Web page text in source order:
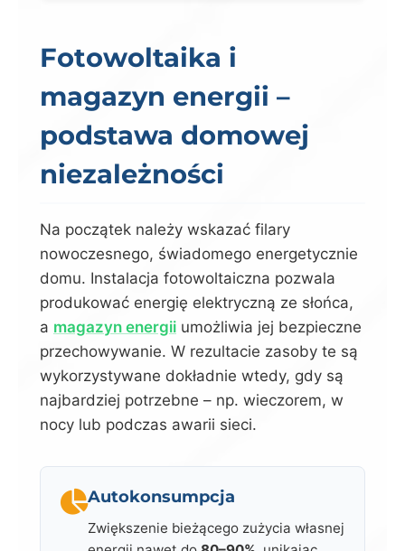
Fotowoltaika i
magazyn energii –
podstawa domowej
niezależności
Na początek należy wskazać filary
nowoczesnego, świadomego energetycznie
domu. Instalacja fotowoltaiczna pozwala
produkować energię elektryczną ze słońca,
a magazyn energii umożliwia jej bezpieczne
przechowywanie. W rezultacie zasoby te są
wykorzystywane dokładnie wtedy, gdy są
najbardziej potrzebne – np. wieczorem, w
nocy lub podczas awarii sieci.
Autokonsumpcja
Zwiększenie bieżącego zużycia własnej